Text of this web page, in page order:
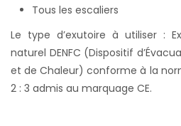
Tous les escaliers
Le type d’exutoire à utiliser :
naturel DENFC (Dispositif
et de Chaleur) conforme à la
2 : 3 admis au marquage CE.